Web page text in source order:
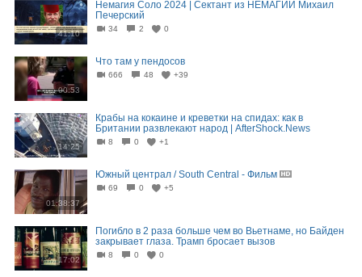
41:10
Немагия Соло 2024 | Сектант из НЕМАГИИ Михаил
Печерский
34 2 0
00:53
Что там у пендосов
666 48 +39
14:25
Крабы на кокаине и креветки на спидах: как в
Британии развлекают народ | AfterShock.News
8 0 +1
01:38:37
Южный централ / South Central - Фильм
69 0 +5
17:02
Погибло в 2 раза больше чем во Вьетнаме, но Байден
закрывает глаза. Трамп бросает вызов
8 0 0